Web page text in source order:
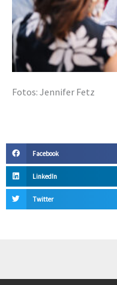
Fotos: Jennifer Fetz
Facebook
LinkedIn
Twitter